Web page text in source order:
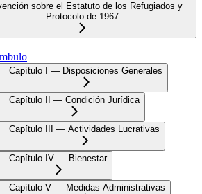
sobre el Estatuto de los Refugiados y
Protocolo de 1967
Capítulo I — Disposiciones Generales
Capítulo II — Condición Jurídica
Capítulo III — Actividades Lucrativas
Capítulo IV — Bienestar
Capítulo V — Medidas Administrativas